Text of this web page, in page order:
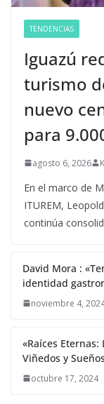
TENDENCIAS
Iguazú
turismo
nuevo
para
agosto 6, 2026
En el marco de
ITUREM,
continúa
David Mora :
identidad
noviembre 4,
«Raíces
Viñedos y
octubre 17, 2024